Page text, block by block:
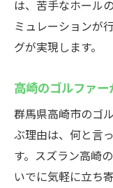
は、苦手なホール
ミュレーションが
グが実現します。
高崎のゴルファ
群馬県高崎市のゴ
ぶ理由は、何と言
す。スズラン高崎
いでに気軽に立ち